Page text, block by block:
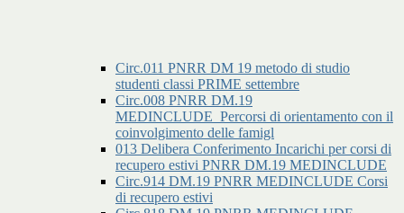
Circ.011 PNRR DM 19 metodo di studio
studenti classi PRIME settembre
Circ.008 PNRR DM.19
MEDINCLUDE_Percorsi di orientamento con il
coinvolgimento delle famigl
013 Delibera Conferimento Incarichi per corsi di
recupero estivi PNRR DM.19 MEDINCLUDE
Circ.914 DM.19 PNRR MEDINCLUDE Corsi
di recupero estivi